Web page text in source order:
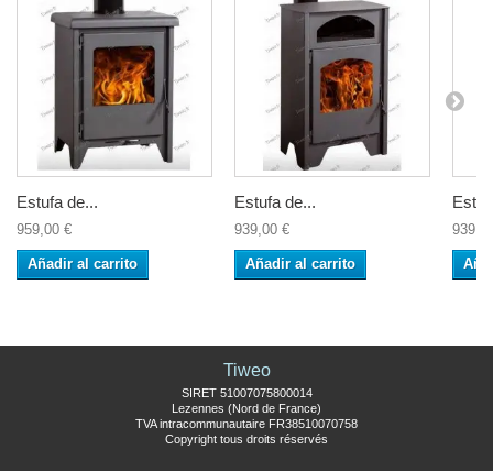
Estufa de...
959,00 €
Añadir al carrito
Estufa de...
939,00 €
Añadir al carrito
Tiweo
SIRET 51007075800014
Lezennes (Nord de France)
TVA intracommunautaire FR38510070758
Copyright tous droits réservés